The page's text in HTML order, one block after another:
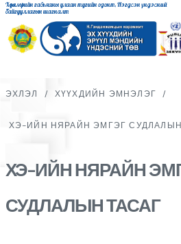
Хөдөлмөрийн гавьяаны улаан тугийн одонт, Нэгдсэн үндэсний
байгууллагын шагналт
ЭХЛЭЛ / ХҮҮХДИЙН ЭМНЭЛЭГ /
ХЭ-ИЙН НЯРАЙН ЭМГЭГ
ХЭ-ИЙН НЯРАЙН
СУДЛАЛЫН ТАСАГ